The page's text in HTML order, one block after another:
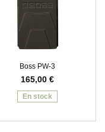
Boss PW-3
165,00 €
En stock